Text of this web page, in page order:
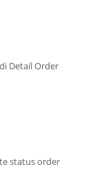
Detail Order
status order